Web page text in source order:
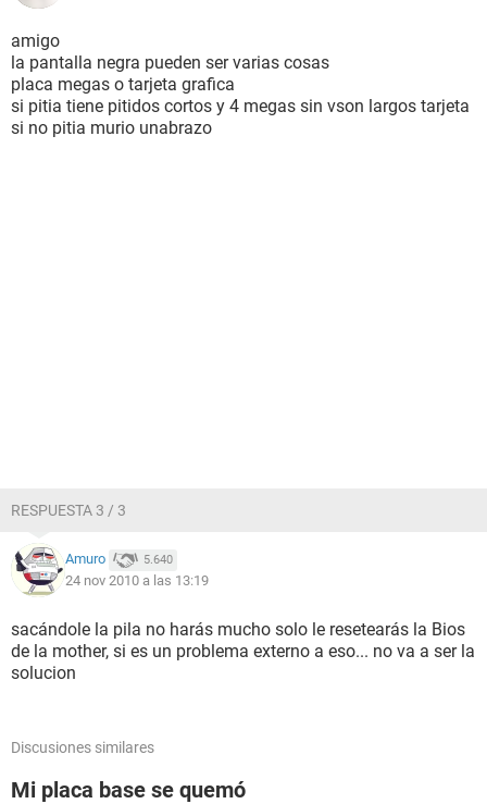
amigo
la pantalla negra pueden ser varias cosas
placa megas o tarjeta grafica
si pitia tiene pitidos cortos y 4 megas sin vson largos tarjeta
si no pitia murio unabrazo
RESPUESTA 3 / 3
Amuro 5.640
24 nov 2010 a las 13:19
sacándole la pila no harás mucho solo le resetearás la Bios
de la mother, si es un problema externo a eso... no va a ser la
solucion
Discusiones similares
Mi placa base se quemó